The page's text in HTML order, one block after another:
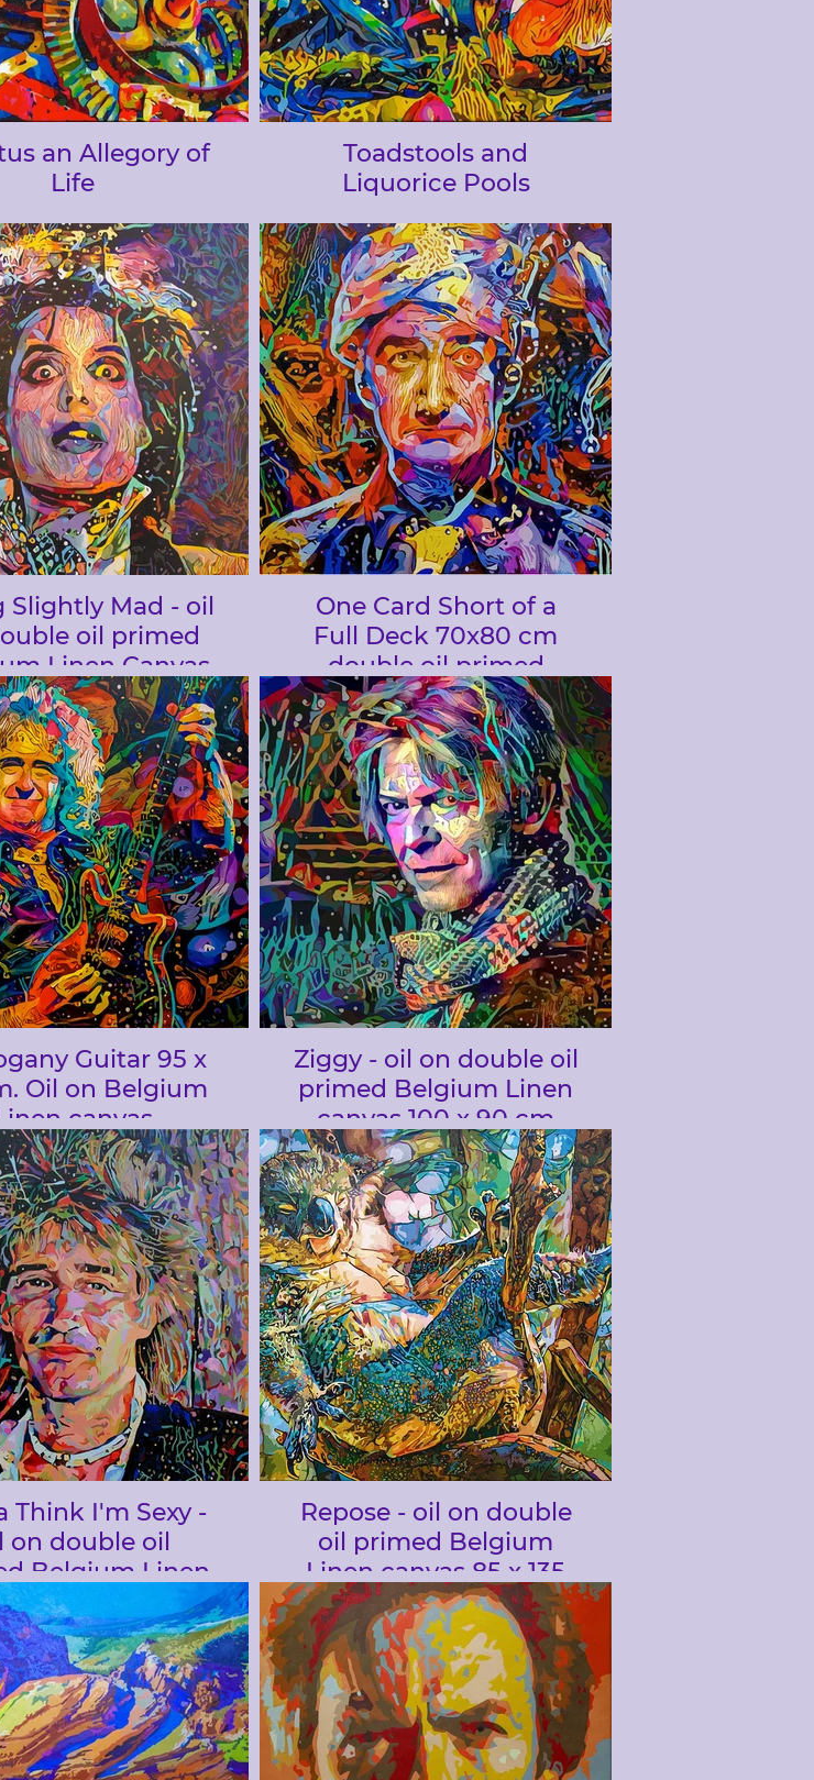
an Allegory of
Life
Toadstools and
Liquorice Pools
Slightly Mad - oil
oil primed
Linen Canvas
95 x 90 cm
One Card Short of a
Full Deck 70x80 cm
double oil primed
Belgium Linen canvas .
Guitar 95 x
Oil on Belgium
canvas
Ziggy - oil on double oil
primed Belgium Linen
canvas 100 x 90 cm
Think I'm Sexy -
on double oil
Belgium Linen
75 x 70 cm
Repose - oil on double
oil primed Belgium
Linen canvas 85 x 135
cm